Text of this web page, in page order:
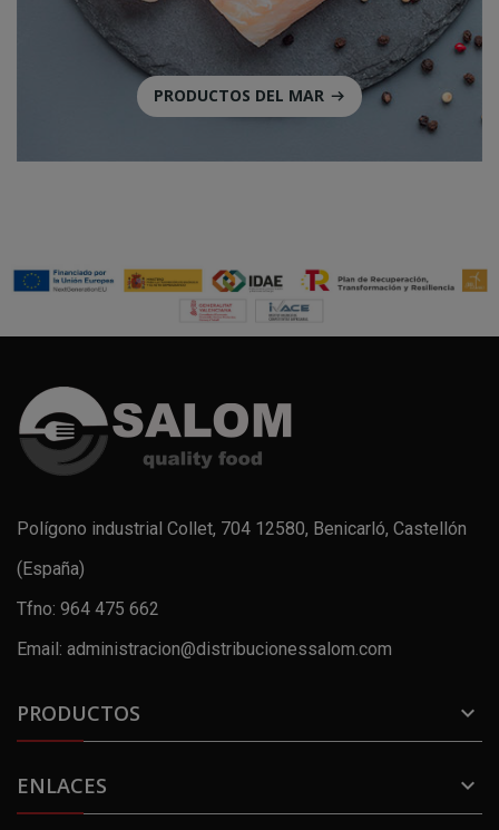
PRODUCTOS DEL MAR
Polígono industrial Collet, 704 12580, Benicarló, Castellón
(España)
Tfno: 964 475 662
Email: administracion@distribucionessalom.com
PRODUCTOS 
ENLACES 